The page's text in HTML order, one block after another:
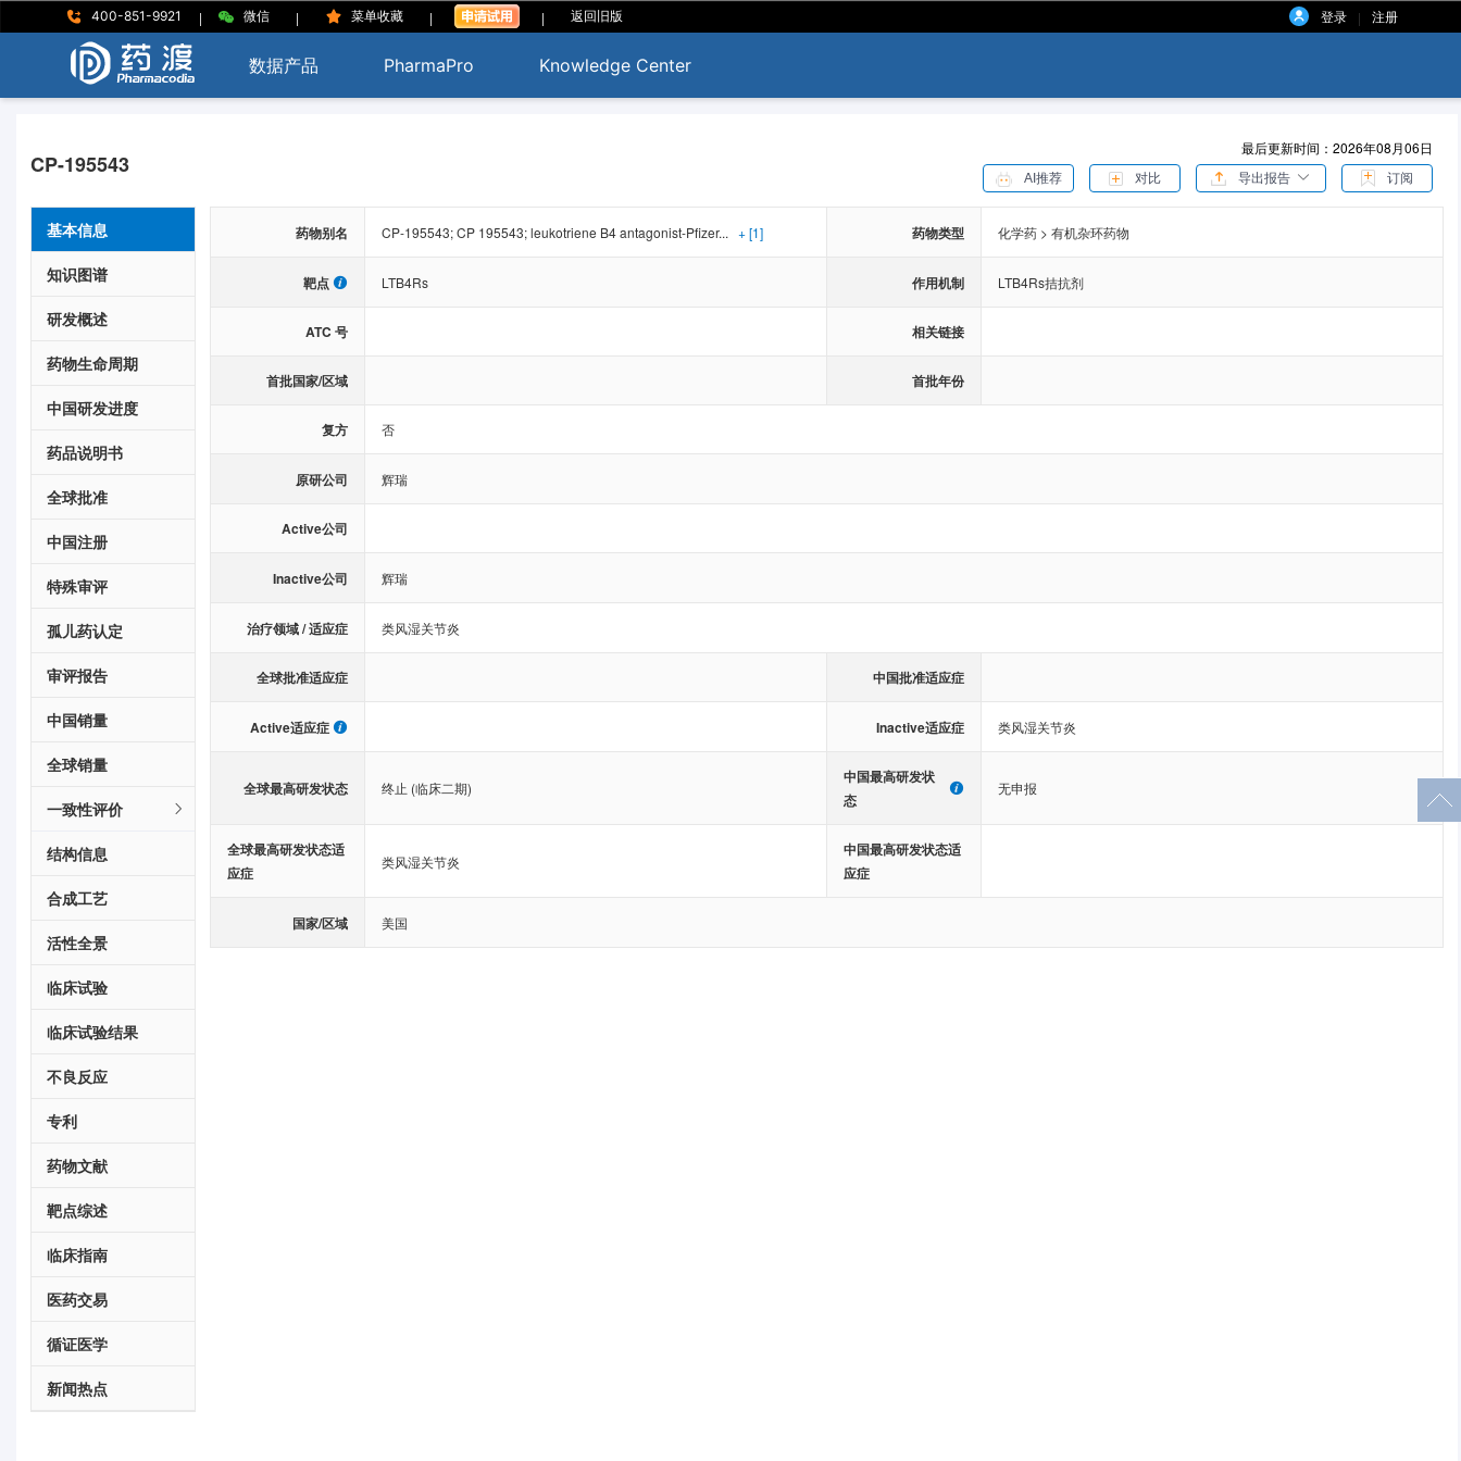
400-851-9921 | 微信 | 菜单收藏 | | 返回旧版 登录 | 注册
数据产品 PharmaPro Knowledge Center
CP-195543
最后更新时间：2026年08月06日
AI推荐 对比 导出报告 订阅
基本信息
知识图谱
研发概述
药物生命周期
中国研发进度
药品说明书
全球批准
中国注册
特殊审评
孤儿药认定
审评报告
中国销量
全球销量
一致性评价
结构信息
合成工艺
活性全景
临床试验
临床试验结果
不良反应
专利
药物文献
靶点综述
临床指南
医药交易
循证医学
新闻热点
药物别名 CP-195543; CP 195543; leukotriene B4 antagonist-Pfizer... + [1] 药物类型 化学药 > 有机杂环药物
靶点 LTB4Rs 作用机制 LTB4Rs拮抗剂
ATC 号 相关链接
首批国家/区域 首批年份
复方 否
原研公司 辉瑞
Active公司
Inactive公司 辉瑞
治疗领域 / 适应症 类风湿关节炎
全球批准适应症 中国批准适应症
Active适应症 Inactive适应症 类风湿关节炎
全球最高研发状态 终止 (临床二期)
中国最高研发状
态
无申报
全球最高研发状态适
应症
类风湿关节炎
中国最高研发状态适
应症
国家/区域 美国